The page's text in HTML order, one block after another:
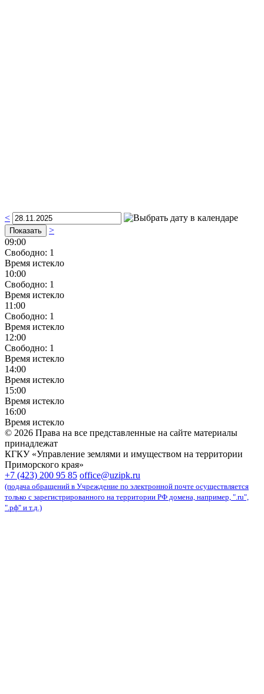
<
>
09:00
Свободно: 1
Время истекло
10:00
Свободно: 1
Время истекло
11:00
Свободно: 1
Время истекло
12:00
Свободно: 1
Время истекло
14:00
Время истекло
15:00
Время истекло
16:00
Время истекло
© 2026 Права на все представленные на сайте материалы
принадлежат
КГКУ «Управление землями и имуществом на территории
Приморского края»
+7 (423) 200 95 85 office@uzipk.ru
(подача обращений в Учреждение по электронной почте осуществляется
только с зарегистрированного на территории РФ домена, например, ".ru",
".рф" и т.д.)